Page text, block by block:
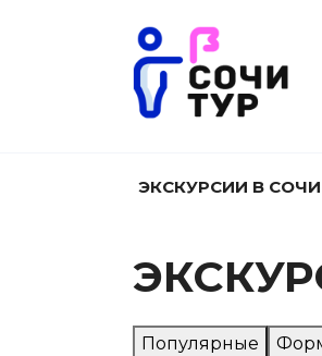
ЭКСКУРСИИ В СОЧИ
Популярные